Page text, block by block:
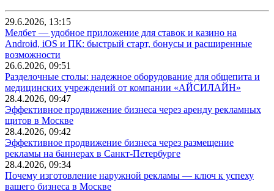
29.6.2026, 13:15
Мелбет — удобное приложение для ставок и казино на
Android, iOS и ПК: быстрый старт, бонусы и расширенные
возможности
26.6.2026, 09:51
Разделочные столы: надежное оборудование для общепита и
медицинских учреждений от компании «АЙСИЛАЙН»
28.4.2026, 09:47
Эффективное продвижение бизнеса через аренду рекламных
щитов в Москве
28.4.2026, 09:42
Эффективное продвижение бизнеса через размещение
рекламы на баннерах в Санкт-Петербурге
28.4.2026, 09:34
Почему изготовление наружной рекламы — ключ к успеху
вашего бизнеса в Москве